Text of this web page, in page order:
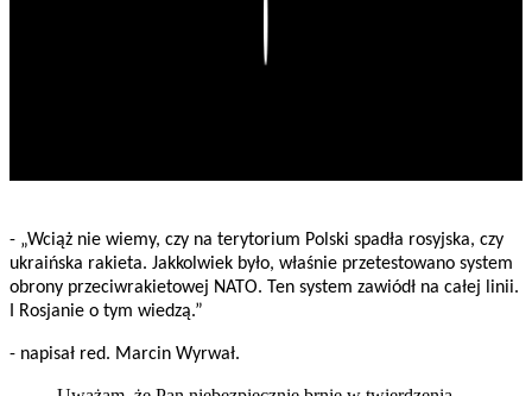
- „Wciąż nie wiemy, czy na terytorium Polski spadła rosyjska, czy
ukraińska rakieta. Jakkolwiek było, właśnie przetestowano system
obrony przeciwrakietowej NATO. Ten system zawiódł na całej linii.
I Rosjanie o tym wiedzą.”
- napisał red. Marcin Wyrwał.